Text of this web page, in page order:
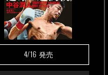
4/16 発売